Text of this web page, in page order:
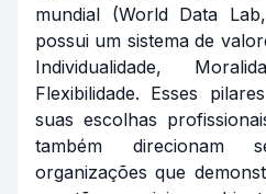
mundial (World Data
possui um sistema de
Individualidade,
Flexibilidade. Esses
suas escolhas
também direcionam
organizações que